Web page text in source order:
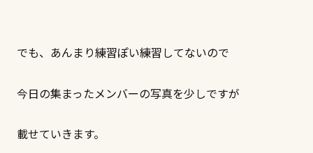
でも、あんまり練習ぽい練習してないので
今日の集まったメンバーの写真を少しですが
載せていきます。